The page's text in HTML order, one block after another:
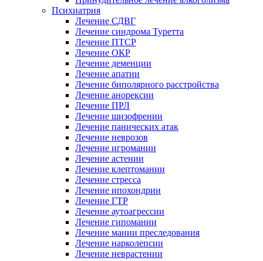
Психиатрия
Лечение СДВГ
Лечение синдрома Туретта
Лечение ПТСР
Лечение ОКР
Лечение деменции
Лечение апатии
Лечение биполярного расстройства
Лечение анорексии
Лечение ПРЛ
Лечение шизофрении
Лечение панических атак
Лечение неврозов
Лечение игромании
Лечение астении
Лечение клептомании
Лечение стресса
Лечение ипохондрии
Лечение ГТР
Лечение аутоагрессии
Лечение гипомании
Лечение мании преследования
Лечение нарколепсии
Лечение неврастении